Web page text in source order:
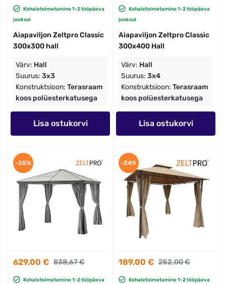
Kohaletoimetamine 1-2 tööpäeva
jooksul
Aiapaviljon Zeltpro Classic
300x300 hall
Värv: Hall
Suurus: 3x3
Konstruktsioon: Terasraam
koos polüesterkatusega
Lisa ostukorvi
Kohaletoimetamine 1-2 tööpäeva
jooksul
Aiapaviljon Zeltpro Classic
300x400 Hall
Värv: Hall
Suurus: 3x4
Konstruktsioon: Terasraam
koos polüesterkatusega
Lisa ostukorvi
629,00 € 838,67 €
Kohaletoimetamine 1-2 tööpäeva
-25%
189,00 € 252,00 €
Kohaletoimetamine 1-2 tööpäeva
-24%